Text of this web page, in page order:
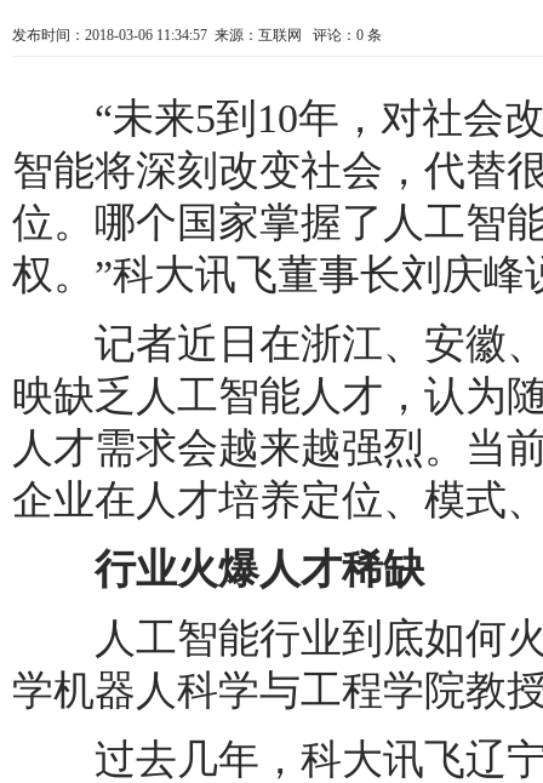
发布时间：2018-03-06 11:34:57 来源：互联网 评论： 0 条
“未来5到10年，对社会改
智能将深刻改变社会，代替
位。哪个国家掌握了人工智
权。”科大讯飞董事长刘庆峰
记者近日在浙江、安徽、
映缺乏人工智能人才，认为
人才需求会越来越强烈。当
企业在人才培养定位、模式
行业火爆人才稀缺
人工智能行业到底如何火
学机器人科学与工程学院教
过去几年，科大讯飞辽宁